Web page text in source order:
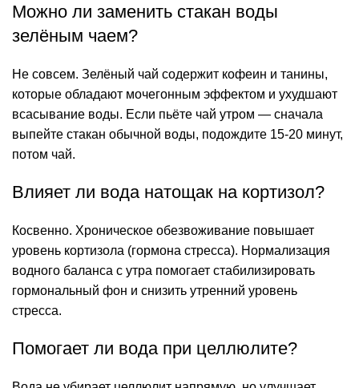
Можно ли заменить стакан воды
зелёным чаем?
Не совсем. Зелёный чай содержит кофеин и танины,
которые обладают мочегонным эффектом и ухудшают
всасывание воды. Если пьёте чай утром — сначала
выпейте стакан обычной воды, подождите 15-20 минут,
потом чай.
Влияет ли вода натощак на кортизол?
Косвенно. Хроническое обезвоживание повышает
уровень кортизола (гормона стресса). Нормализация
водного баланса с утра помогает стабилизировать
гормональный фон и снизить утренний уровень
стресса.
Помогает ли вода при целлюлите?